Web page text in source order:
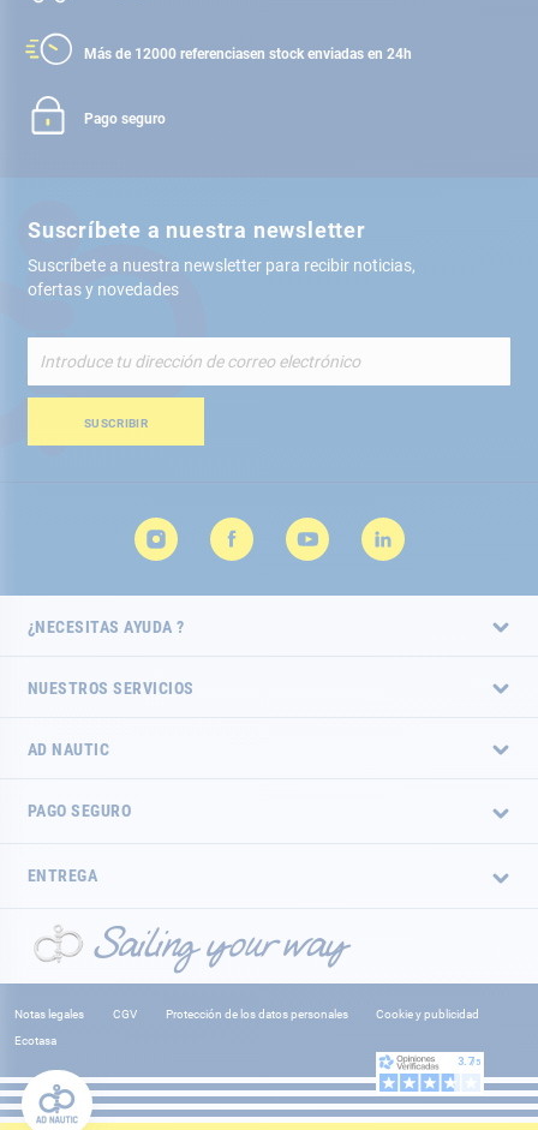
Más de 12000 referenciasen stock enviadas en 24h
Pago seguro
Suscríbete a nuestra newsletter
Suscríbete a nuestra newsletter para recibir noticias,
ofertas y novedades
nuestro
de
SUSCRIBIR
¿NECESITAS AYUDA ?
NUESTROS SERVICIOS
AD NAUTIC
PAGO SEGURO
ENTREGA
Notas legales CGV Protección de los datos personales
Cookie y publicidad
Ecotasa